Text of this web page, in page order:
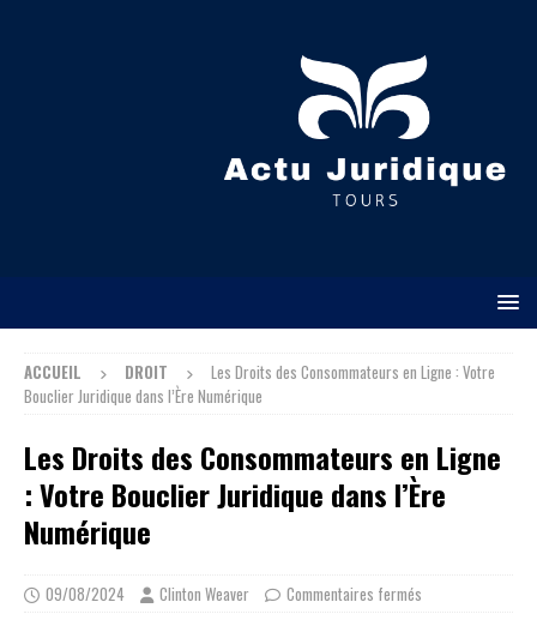
ACCUEIL DROIT
Les Droits des Consommateurs en Ligne : Votre
Bouclier Juridique dans l’Ère Numérique
Les Droits des Consommateurs en Ligne
: Votre Bouclier Juridique dans l’Ère
Numérique
09/08/2024 Clinton Weaver Commentaires fermés